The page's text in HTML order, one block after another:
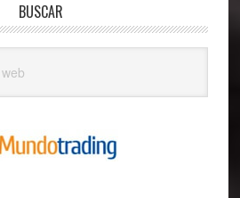
BUSCAR